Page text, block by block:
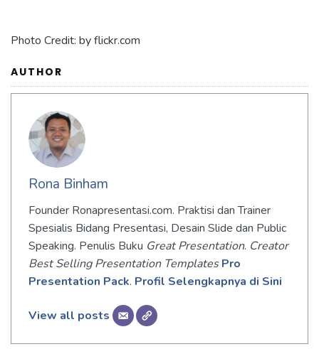
Photo Credit: by flickr.com
AUTHOR
Rona Binham
Founder Ronapresentasi.com. Praktisi dan Trainer
Spesialis Bidang Presentasi, Desain Slide dan Public
Speaking. Penulis Buku Great Presentation. Creator
Best Selling Presentation Templates Pro
Presentation Pack. Profil Selengkapnya di Sini
View all posts